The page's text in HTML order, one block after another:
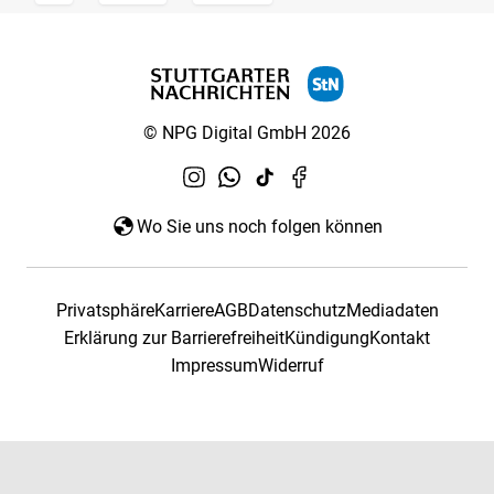
© NPG Digital GmbH 2026
Wo Sie uns noch folgen können
PrivatsphäreKarriereAGBDatenschutzMediadaten
Erklärung zur BarrierefreiheitKündigungKontakt
ImpressumWiderruf